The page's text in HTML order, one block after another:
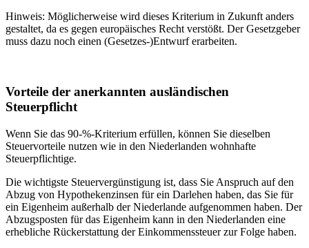
Hinweis: Möglicherweise wird dieses Kriterium in Zukunft anders
gestaltet, da es gegen europäisches Recht verstößt. Der Gesetzgeber
muss dazu noch einen (Gesetzes-)Entwurf erarbeiten.
Vorteile der anerkannten ausländischen
Steuerpflicht
Wenn Sie das 90-%-Kriterium erfüllen, können Sie dieselben
Steuervorteile nutzen wie in den Niederlanden wohnhafte
Steuerpflichtige.
Die wichtigste Steuervergünstigung ist, dass Sie Anspruch auf den
Abzug von Hypothekenzinsen für ein Darlehen haben, das Sie für
ein Eigenheim außerhalb der Niederlande aufgenommen haben. Der
Abzugsposten für das Eigenheim kann in den Niederlanden eine
erhebliche Rückerstattung der Einkommenssteuer zur Folge haben.